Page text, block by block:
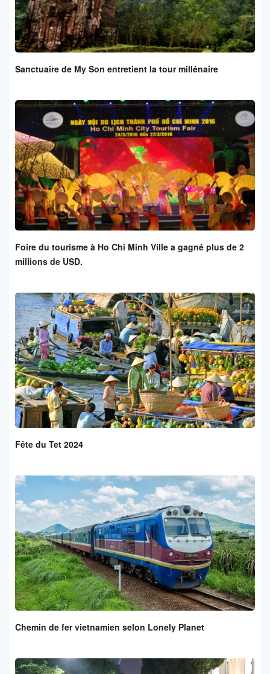
Sanctuaire de My Son entretient la tour millénaire
Foire du tourisme à Ho Chi Minh Ville a gagné plus de 2
millions de USD.
Fête du Tet 2024
Chemin de fer vietnamien selon Lonely Planet